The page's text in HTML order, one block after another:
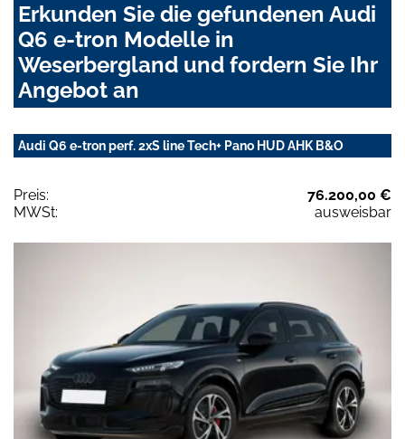
Erkunden Sie die gefundenen Audi
Q6 e-tron Modelle in
Weserbergland und fordern Sie Ihr
Angebot an
Audi Q6 e-tron perf. 2xS line Tech+ Pano HUD AHK B&O
Preis:
76.200,00 €
MWSt:
ausweisbar